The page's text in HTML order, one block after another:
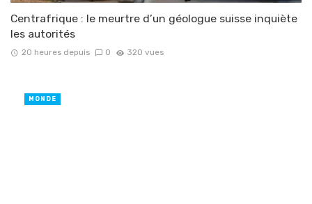
Centrafrique : le meurtre d’un géologue suisse inquiète
les autorités
20 heures depuis 0 320 vues
MONDE